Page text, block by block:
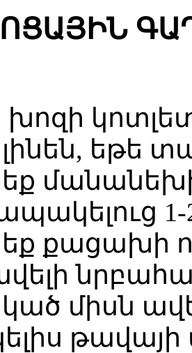
խոզի
եթե
մանանեխի
քացախի
միսն
թավայի